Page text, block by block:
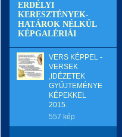
ERDÉLYI
KERESZTÉNYEK-
HATÁROK NÉLKÜL
KÉPGALÉRIÁI
VERS KÉPPEL -
VERSEK
,IDÉZETEK
GYŰJTEMÉNYE
KÉPEKKEL
2015.
557 kép